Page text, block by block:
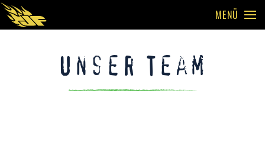
MENÜ
Unser Team